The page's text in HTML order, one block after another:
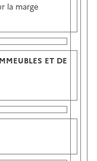
la marge
ET DE